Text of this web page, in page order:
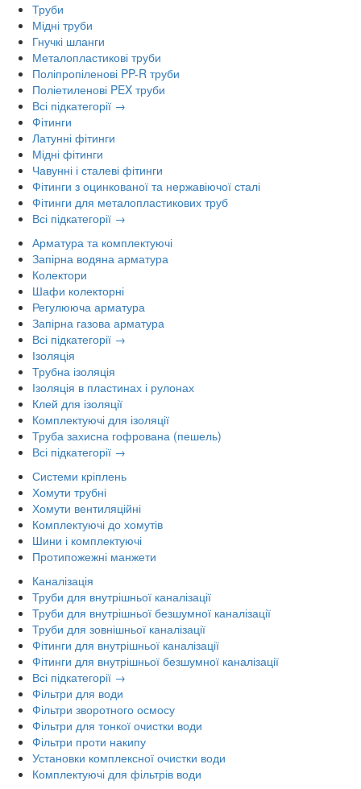
Труби
Мідні труби
Гнучкі шланги
Металопластикові труби
Поліпропіленові PP-R труби
Поліетиленові PEX труби
Всі підкатегорії →
Фітинги
Латунні фітинги
Мідні фітинги
Чавунні і сталеві фітинги
Фітинги з оцинкованої та нержавіючої сталі
Фітинги для металопластикових труб
Всі підкатегорії →
Арматура та комплектуючі
Запірна водяна арматура
Колектори
Шафи колекторні
Регулююча арматура
Запірна газова арматура
Всі підкатегорії →
Ізоляція
Трубна ізоляція
Ізоляція в пластинах і рулонах
Клей для ізоляції
Комплектуючі для ізоляції
Труба захисна гофрована (пешель)
Всі підкатегорії →
Системи кріплень
Хомути трубні
Хомути вентиляційні
Комплектуючі до хомутів
Шини і комплектуючі
Протипожежні манжети
Каналізація
Труби для внутрішньої каналізації
Труби для внутрішньої безшумної каналізації
Труби для зовнішньої каналізації
Фітинги для внутрішньої каналізації
Фітинги для внутрішньої безшумної каналізації
Всі підкатегорії →
Фільтри для води
Фільтри зворотного осмосу
Фільтри для тонкої очистки води
Фільтри проти накипу
Установки комплексної очистки води
Комплектуючі для фільтрів води